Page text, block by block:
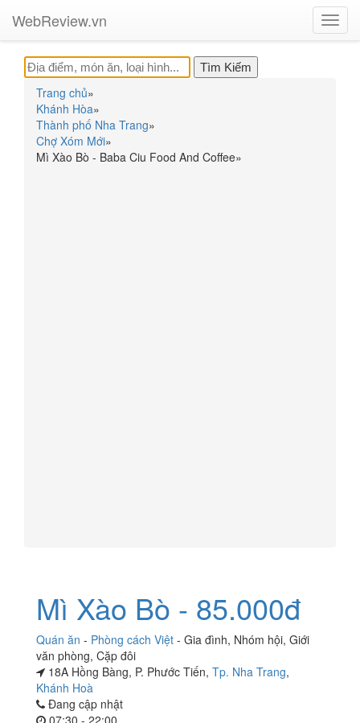
WebReview.vn
Trang chủ»
Khánh Hòa»
Thành phố Nha Trang»
Chợ Xóm Mới»
Mì Xào Bò - Baba Ciu Food And Coffee»
Mì Xào Bò - 85.000đ
Quán ăn - Phòng cách Việt - Gia đình, Nhóm hội, Giới
văn phòng, Cặp đôi
18A Hồng Bàng, P. Phước Tiến, Tp. Nha Trang,
Khánh Hoà
Đang cập nhật
07:30 - 22:00